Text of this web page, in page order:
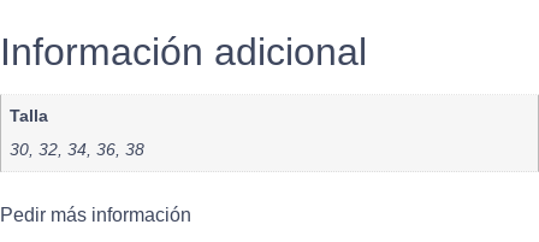
Información adicional
Talla
30, 32, 34, 36, 38
Pedir más información